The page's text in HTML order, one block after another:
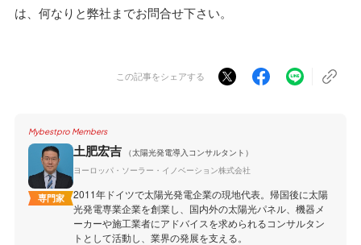
は、何なりと弊社までお問合せ下さい。
この記事をシェアする
Mybestpro Members
専門家
土肥宏吉
（太陽光発電導入コンサルタント）
ヨーロッパ・ソーラー・イノベーション株式会社
2011年ドイツで太陽光発電企業の現地代表。帰国後に太陽
光発電専業企業を創業し、国内外の太陽光パネル、機器メ
ーカーや施工業者にアドバイスを求められるコンサルタン
トとして活動し、業界の発展を支える。